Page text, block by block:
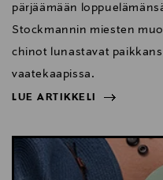
pärjäämään
Stockmannin miesten
chinot lunastavat
vaatekaapissa.
LUE ARTIKKELI
LUE ARTIKKELI